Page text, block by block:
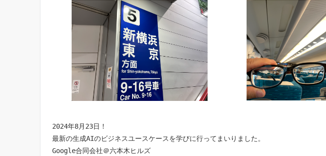
2024年8月23日！
最新の生成AIのビジネスユースケースを学びに行ってまいりました。
Google合同会社＠六本木ヒルズ